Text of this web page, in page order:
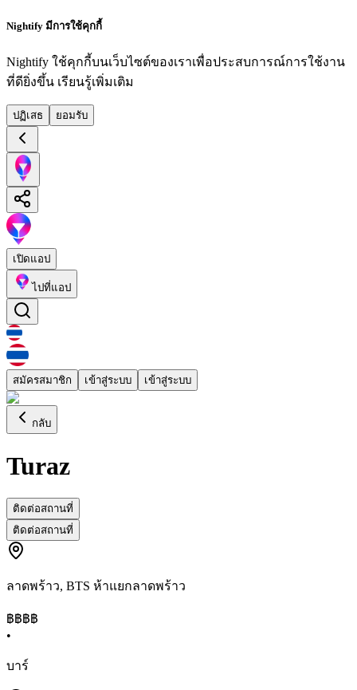
Nightify มีการใช้คุกกี้
Nightify ใช้คุกกี้บนเว็บไซต์ของเราเพื่อประสบการณ์การใช้งาน
ที่ดียิ่งขึ้น เรียนรู้เพิ่มเติม
ปฏิเสธ ยอมรับ
เปิดแอป
ไปที่แอป
สมัครสมาชิก เข้าสู่ระบบ เข้าสู่ระบบ
กลับ
Turaz
ติดต่อสถานที่
ติดต่อสถานที่
ลาดพร้าว, BTS ห้าแยกลาดพร้าว
฿฿฿฿
•
บาร์